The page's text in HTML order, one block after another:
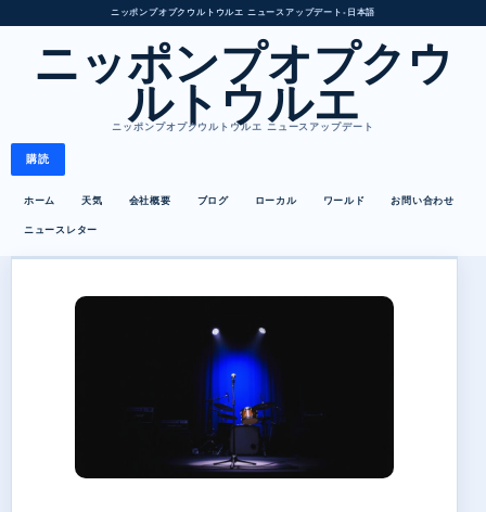
ニッポンプオプクウルトウルエ ニュースアップデート • 日本語
ニッポンプオプクウ
ルトウルエ
ニッポンプオプクウルトウルエ ニュースアップデート
購読
ホーム 天気 会社概要 ブログ ローカル ワールド お問い合わせ
ニュースレター